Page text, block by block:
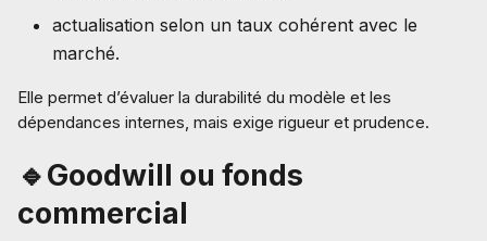
actualisation selon un taux cohérent avec le
marché.
Elle permet d’évaluer la durabilité du modèle et les
dépendances internes, mais exige rigueur et prudence.
🔹Goodwill ou fonds
commercial